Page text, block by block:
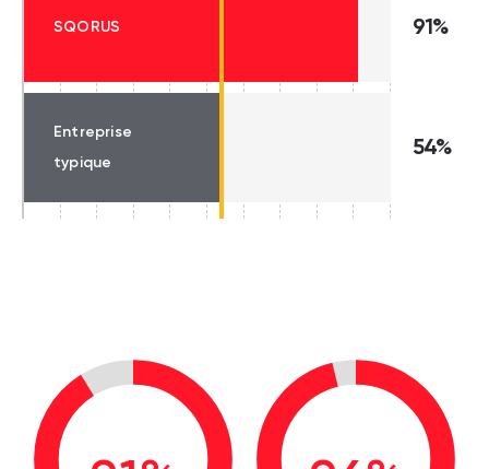
SQORUS 91%
Entreprise
typique
54%